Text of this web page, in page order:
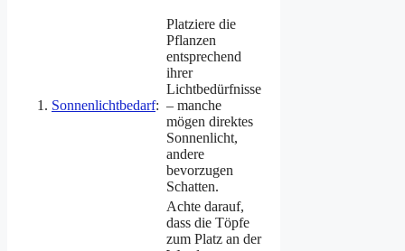
1. Sonnenlichtbedarf:
Platziere die
Pflanzen
entsprechend
ihrer
Lichtbedürfnisse
– manche
mögen direktes
Sonnenlicht,
andere
bevorzugen
Schatten.
Achte darauf,
dass die Töpfe
zum Platz an der